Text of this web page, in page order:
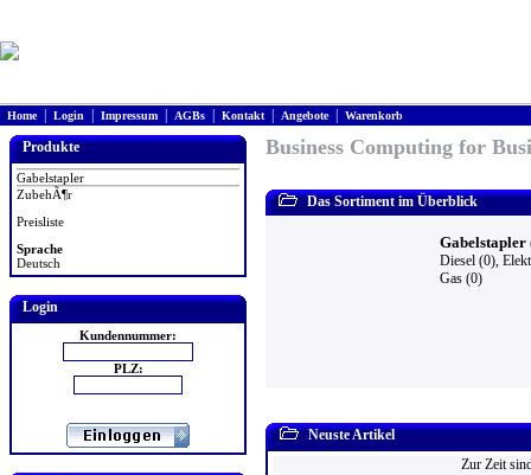
Home| Login Impressum AGBs Kontakt| Angebote| Warenkorb
Produkte
Gabelstapler
ZubehÃ¶r
Preisliste
Sprache
Deutsch
Login
Kundennummer:
PLZ:
Business Computing for
Das Sortiment im Überblick
Gabelstapler
Diesel (0),
Gas (0)
Neuste Artikel
Zur Zeit